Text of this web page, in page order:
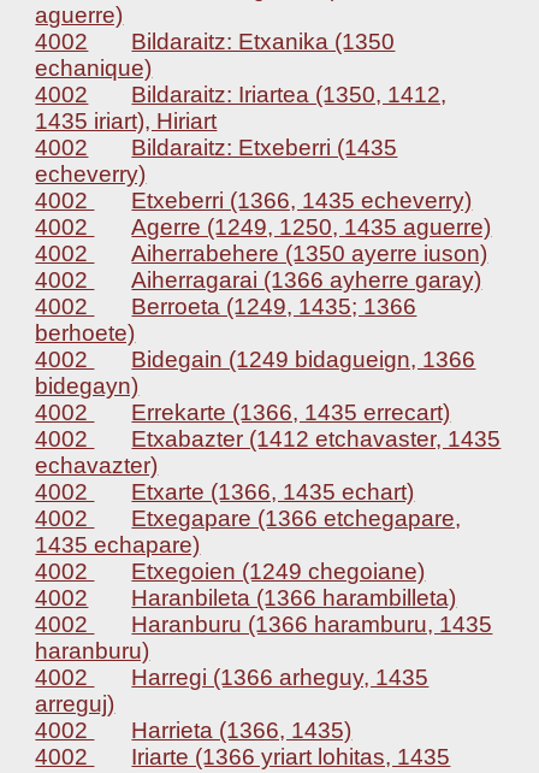
aguerre)
4002
Bildaraitz: Etxanika (1350
echanique)
4002
Bildaraitz: Iriartea (1350, 1412,
1435 iriart), Hiriart
4002
Bildaraitz: Etxeberri (1435
echeverry)
4002
Etxeberri (1366, 1435 echeverry)
4002
Agerre (1249, 1250, 1435 aguerre)
4002
Aiherrabehere (1350 ayerre iuson)
4002
Aiherragarai (1366 ayherre garay)
4002
Berroeta (1249, 1435; 1366
berhoete)
4002
Bidegain (1249 bidagueign, 1366
bidegayn)
4002
Errekarte (1366, 1435 errecart)
4002
Etxabazter (1412 etchavaster, 1435
echavazter)
4002
Etxarte (1366, 1435 echart)
4002
Etxegapare (1366 etchegapare,
1435 echapare)
4002
Etxegoien (1249 chegoiane)
4002
Haranbileta (1366 harambilleta)
4002
Haranburu (1366 haramburu, 1435
haranburu)
4002
Harregi (1366 arheguy, 1435
arreguj)
4002
Harrieta (1366, 1435)
4002
Iriarte (1366 yriart lohitas, 1435